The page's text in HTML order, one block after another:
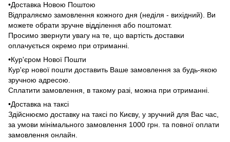
•Доставка Новою Поштою
Відпраляємо замовлення кожного дня (неділя - вихідний). Ви
можете обрати зручне відділення або поштомат.
Просимо звернути увагу на те, що вартість доставки
оплачується окремо при отриманні.
•Кур'єром Нової Пошти
Кур'єр нової пошти доставить Ваше замовлення за будь-якою
зручною адресою.
Сплатити замовлення, в такому разі, можна при отриманні.
•Доставка на таксі
Здійснюємо доставку на таксі по Києву, у зручний для Вас час,
за умови мінімального замовлення 1000 грн. та повної оплати
замовлення онлайн.